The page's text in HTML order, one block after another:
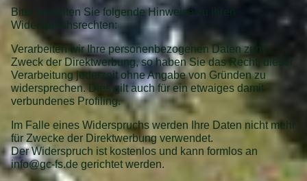
Bitte beachten Sie folgende Hinweise zu Ihren
Widerspruchsrechten:
Verarbeiten wir Ihre personenbezogenen Daten zum
Zweck der Direktwerbung, so haben Sie das Recht, dieser
Verarbeitung jederzeit ohne Angabe von Gründen zu
widersprechen. Dies gilt auch für ein etwaiges damit
verbundenes Profiling.
Im Falle eines Widerspruchs werden Ihre Daten nicht mehr
für Zwecke der Direktwerbung verwendet.
Der Widerspruch ist kostenlos und kann formlos an
info@gc-fs.de gerichtet werden.